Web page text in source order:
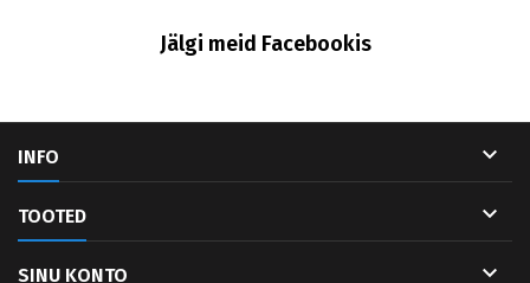
Jälgi meid Facebookis
INFO 
TOOTED 
SINU KONTO 